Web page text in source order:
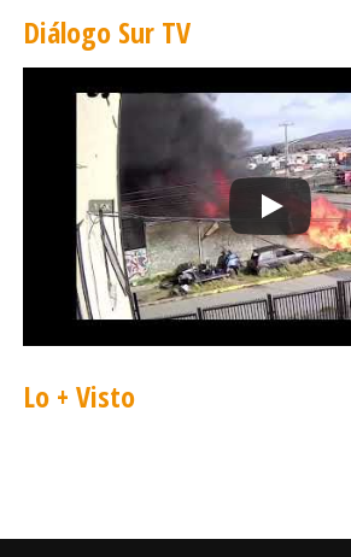
Diálogo Sur TV
Lo + Visto